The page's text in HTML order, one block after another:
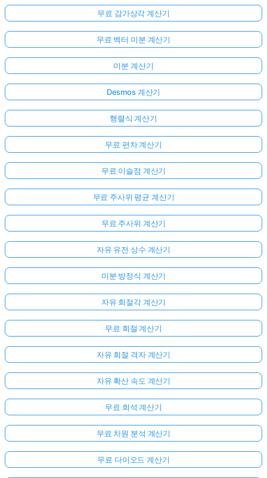
무료 감가상각 계산기
무료 벡터 미분 계산기
미분 계산기
Desmos 계산기
행렬식 계산기
무료 편차 계산기
무료 이슬점 계산기
무료 주사위 평균 계산기
무료 주사위 계산기
자유 유전 상수 계산기
미분 방정식 계산기
자유 회절각 계산기
무료 회절 계산기
자유 회절 격자 계산기
자유 확산 속도 계산기
무료 희석 계산기
무료 차원 분석 계산기
무료 다이오드 계산기